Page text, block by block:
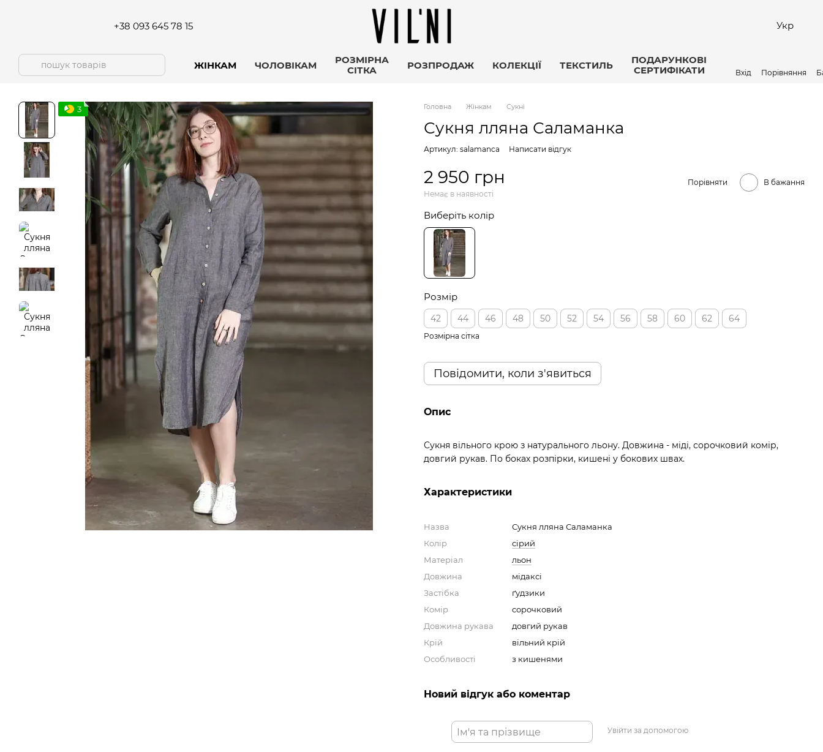
+38 093 645 78 15 Укр
ЖІНКАМ ЧОЛОВІКАМ
РОЗМІРНА
СІТКА
РОЗПРОДАЖ КОЛЕКЦІЇ ТЕКСТИЛЬ
ПОДАРУНКОВІ
СЕРТИФІКАТИ
Вхід Порівняння
3 Головна Жінкам Сукні
Сукня лляна Саламанка
Артикул: salamanca Написати відгук
2 950 грн
Немає в наявності
Порівняти В бажання
Виберіть колір
Розмір
42 44 46 48 50 52 54 56 58 60 62 64
Розмірна сітка
Повідомити, коли з'явиться
Опис
Сукня вільного крою з натурального льону. Довжина - міді, сорочковий комір,
довгий рукав. По боках розпірки, кишені у бокових швах.
Характеристики
Назва
Сукня лляна Саламанка
Колір
сірий
Матеріал
льон
Довжина
мідаксі
Застібка
ґудзики
Комір
сорочковий
Довжина рукава
довгий рукав
Крій
вільний крій
Особливості
з кишенями
Новий відгук або коментар
Увійти за допомогою